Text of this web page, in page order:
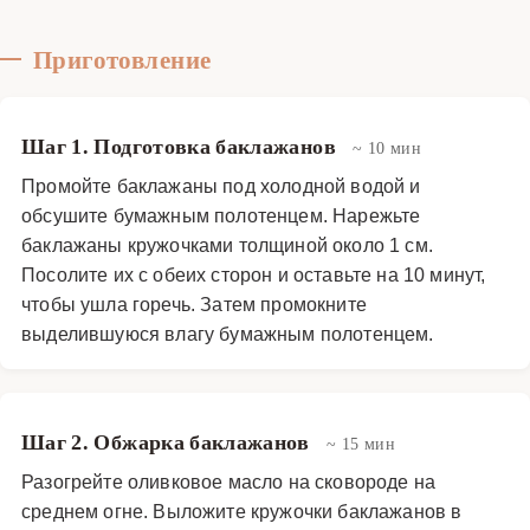
Приготовление
Шаг 1. Подготовка баклажанов ~ 10 мин
Промойте баклажаны под холодной водой и
обсушите бумажным полотенцем. Нарежьте
баклажаны кружочками толщиной около 1 см.
Посолите их с обеих сторон и оставьте на 10 минут,
чтобы ушла горечь. Затем промокните
выделившуюся влагу бумажным полотенцем.
Шаг 2. Обжарка баклажанов ~ 15 мин
Разогрейте оливковое масло на сковороде на
среднем огне. Выложите кружочки баклажанов в